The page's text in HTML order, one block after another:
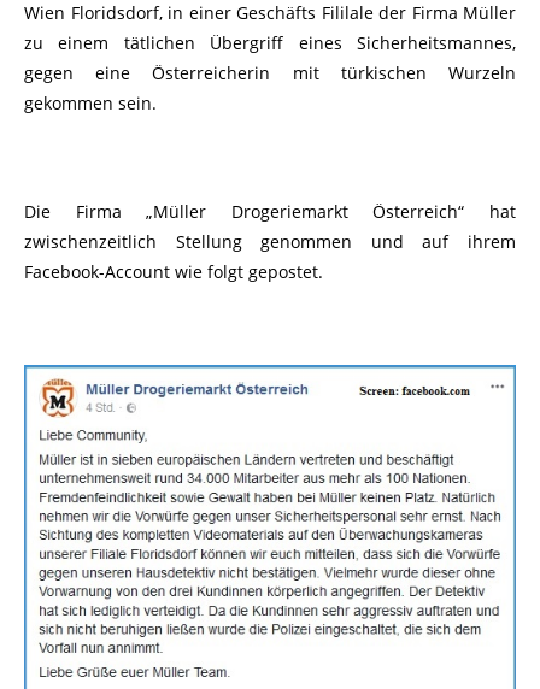
Wien Floridsdorf, in einer Geschäfts Fililale der Firma Müller
zu einem tätlichen Übergriff eines Sicherheitsmannes,
gegen eine Österreicherin mit türkischen Wurzeln
gekommen sein.
Die Firma „Müller Drogeriemarkt Österreich“ hat
zwischenzeitlich Stellung genommen und auf ihrem
Facebook-Account wie folgt gepostet.